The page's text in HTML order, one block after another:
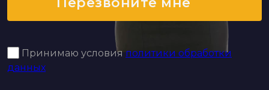
Принимаю условия политики обработки
данных